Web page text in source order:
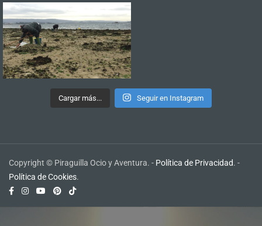
Cargar más... Seguir en Instagram
Copyright © Piraguilla Ocio y Aventura. - Política de Privacidad. -
Política de Cookies.